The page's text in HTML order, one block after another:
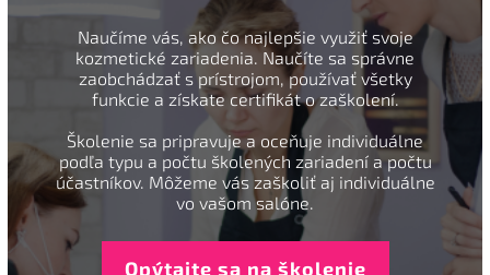
Naučíme vás, ako čo najlepšie využiť svoje
kozmetické zariadenia. Naučíte sa správne
zaobchádzať s prístrojom, používať všetky
funkcie a získate certifikát o zaškolení.
Školenie sa pripravuje a oceňuje individuálne
podľa typu a počtu školených zariadení a počtu
účastníkov. Môžeme vás zaškoliť aj individuálne
vo vašom salóne.
Opýtajte sa na školenie